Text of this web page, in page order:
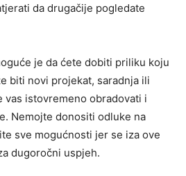
da drugačije pogledate
je da ćete dobiti priliku koju
biti novi projekat, saradnja ili
vas istovremeno obradovati i
Nemojte donositi odluke na
sve mogućnosti jer se iza ove
dugoročni uspjeh.